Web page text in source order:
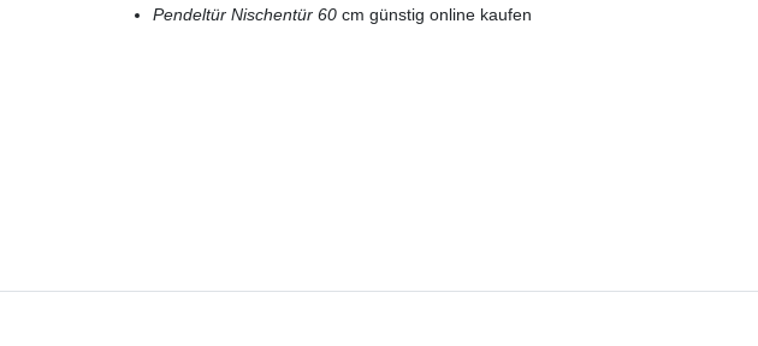
Pendeltür Nischentür 60 cm günstig online kaufen